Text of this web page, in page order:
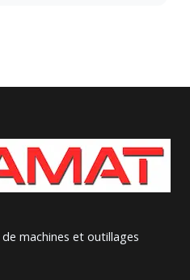
machines et outillages